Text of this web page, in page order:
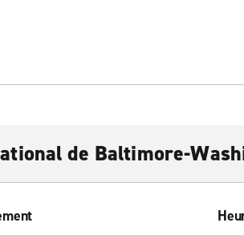
de Baltimore-